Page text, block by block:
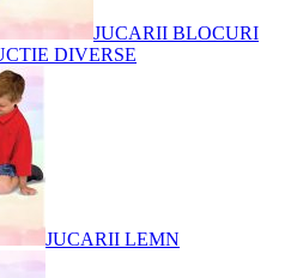
JUCARII BLOCURI
DIVERSE
JUCARII LEMN